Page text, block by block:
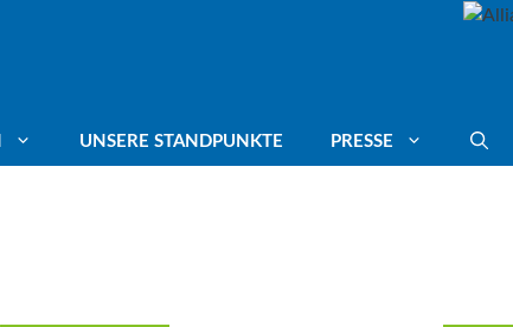
UNSERE STANDPUNKTE PRESSE